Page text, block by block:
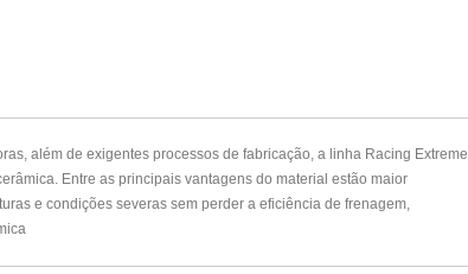
além de exigentes processos de fabricação, a linha Racing Extreme
Entre as principais vantagens do material estão maior
e condições severas sem perder a eficiência de frenagem,